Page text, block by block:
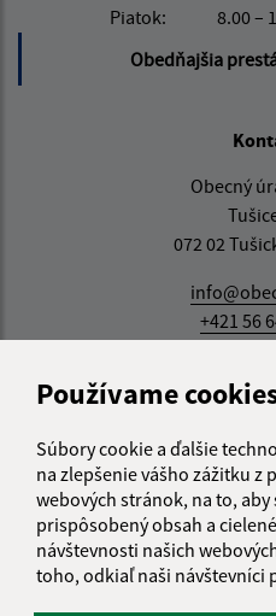
Používame
Súbory cookie a ďalšie
na zlepšenie vášho zážitku z
webových stránok, na to, aby
prispôsobený obsah a
návštevnosti našich
toho, odkiaľ naši návštevníci
Piatok:
8.00 –
Obedňajšia
Obecný
072 02
+421 56